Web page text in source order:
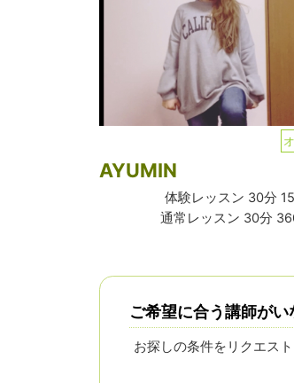
AYUMIN
体験レッスン 30分
通常レッスン 30分
ご希望に合う講師がい
お探しの条件をリクエス